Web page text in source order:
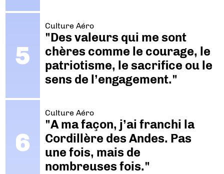
Culture Aéro
"Des valeurs qui me sont
chères comme le courage, le
patriotisme, le sacrifice ou le
sens de l’engagement."
Culture Aéro
"A ma façon, j’ai franchi la
Cordillère des Andes. Pas
une fois, mais de
nombreuses fois."